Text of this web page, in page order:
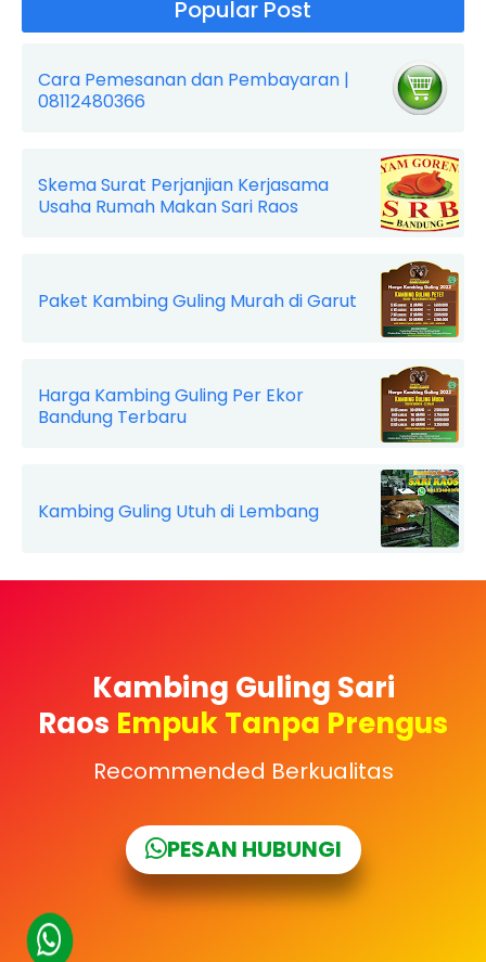
Popular Post
Cara Pemesanan dan Pembayaran |
08112480366
Skema Surat Perjanjian Kerjasama
Usaha Rumah Makan Sari Raos
Paket Kambing Guling Murah di Garut
Harga Kambing Guling Per Ekor
Bandung Terbaru
Kambing Guling Utuh di Lembang
Kambing Guling Sari
Raos Empuk Tanpa Prengus
Recommended Berkualitas
PESAN HUBUNGI